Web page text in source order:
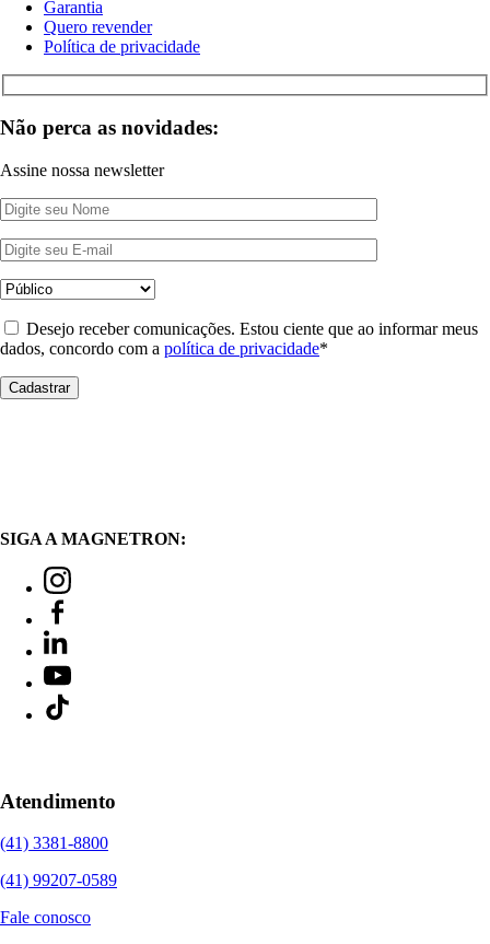
Garantia
Quero revender
Política de privacidade
Não perca as novidades:
Assine nossa newsletter
Desejo receber comunicações. Estou ciente que ao informar meus
dados, concordo com a política de privacidade*
SIGA A MAGNETRON:
Atendimento
(41) 3381-8800
(41) 99207-0589
Fale conosco